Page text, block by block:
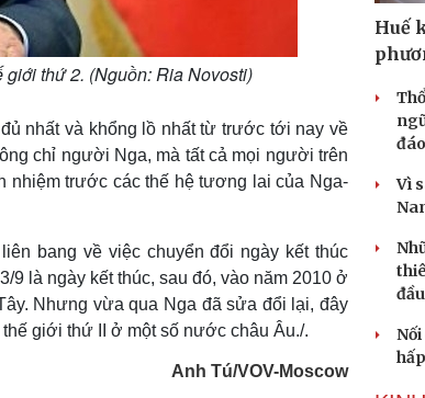
giới thứ 2. (Nguồn: Ria Novosti)
nhất và khổng lồ nhất từ trước tới nay về
chỉ người Nga, mà tất cả mọi người trên
nhiệm trước các thế hệ tương lai của Nga-
bang về việc chuyển đổi ngày kết thúc
9 là ngày kết thúc, sau đó, vào năm 2010 ở
Nhưng vừa qua Nga đã sửa đổi lại, đây
giới thứ II ở một số nước châu Âu./.
Anh Tú/VOV-Moscow
Huế
đáo
Vì